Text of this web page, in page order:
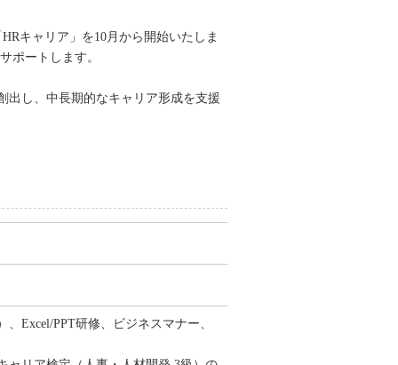
キャリア」を10月から開始いたしま
ポートします。
出し、中長期的なキャリア形成を支援
Excel/PPT研修、ビジネスマナー、